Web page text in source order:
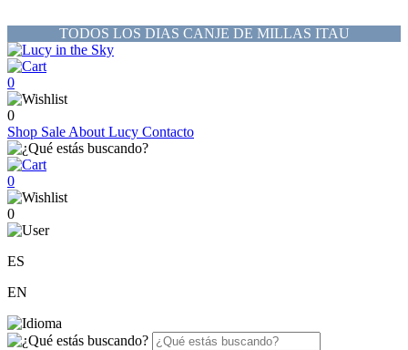
TODOS LOS DIAS CANJE DE MILLAS ITAU
0
0
Shop Sale About Lucy Contacto
0
0
ES
EN